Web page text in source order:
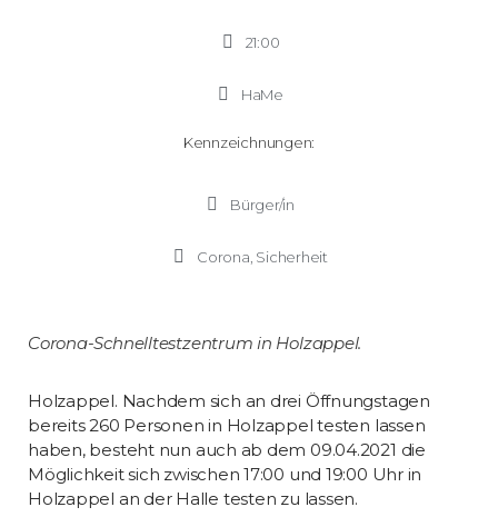
21:00
HaMe
Kennzeichnungen:
Bürger/in
Corona Sicherheit
Corona-Schnelltestzentrum in Holzappel.
Holzappel. Nachdem sich an drei Öffnungstagen
bereits 260 Personen in Holzappel testen lassen
haben, besteht nun auch ab dem 09.04.2021 die
Möglichkeit sich zwischen 17:00 und 19:00 Uhr in
Holzappel an der Halle testen zu lassen.